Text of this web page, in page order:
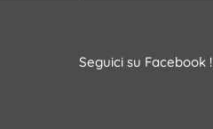
Seguici su Facebook !